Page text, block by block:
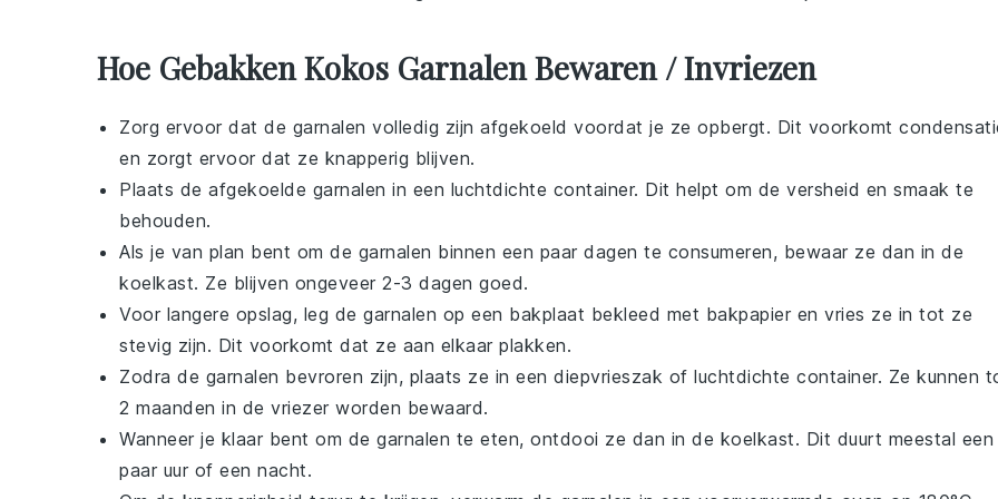
Hoe Gebakken Kokos Garnalen Bewaren / Invriezen
Zorg ervoor dat de garnalen volledig zijn afgekoeld voordat je ze opbergt. Dit voorkomt
en zorgt ervoor dat ze knapperig blijven.
Plaats de afgekoelde garnalen in een luchtdichte container. Dit helpt om de versheid en smaak te
behouden.
Als je van plan bent om de garnalen binnen een paar dagen te consumeren, bewaar ze dan in de
koelkast. Ze blijven ongeveer 2-3 dagen goed.
Voor langere opslag, leg de garnalen op een bakplaat bekleed met bakpapier en vries ze in tot ze
stevig zijn. Dit voorkomt dat ze aan elkaar plakken.
Zodra de garnalen bevroren zijn, plaats ze in een diepvrieszak of luchtdichte container. Ze kunnen
2 maanden in de vriezer worden bewaard.
Wanneer je klaar bent om de garnalen te eten, ontdooi ze dan in de koelkast. Dit duurt meestal een
paar uur of een nacht.